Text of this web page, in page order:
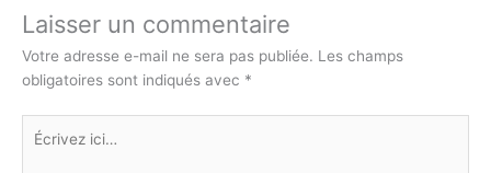
n
k
p
p
o
o
k
n
g
Laisser un commentaire
Votre adresse e-mail ne sera pas publiée. Les champs
obligatoires sont indiqués avec *
Écrivez
ici…